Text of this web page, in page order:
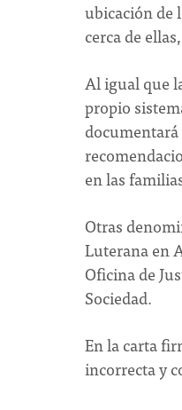
ubicación de
cerca de
Al igual que
propio
en las
Otras
Luterana en
Oficina de
Sociedad.
En la carta
incorrecta y